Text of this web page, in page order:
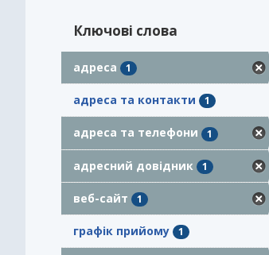
Ключові слова
адреса 1
адреса та контакти 1
адреса та телефони 1
адресний довідник 1
веб-сайт 1
графік прийому 1